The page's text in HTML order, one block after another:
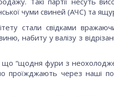
чуми свиней (АЧС) та
стали свідками
набиту у валізу з
що “щодня фури з
проїжджають через наші